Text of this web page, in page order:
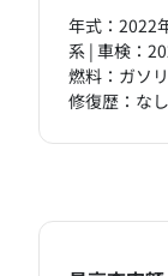
年式：2022
系 | 車検：
燃料：ガソ
修復歴：なし